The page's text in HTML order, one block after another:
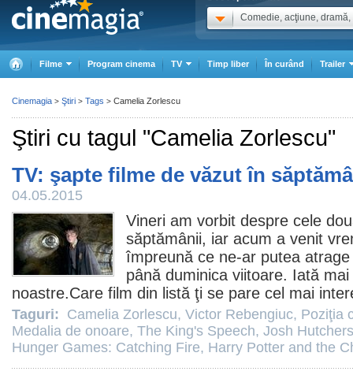
Comedie, acţiune, dramă,
Filme Program cinema TV Timp liber În curând Trailer
Ştiri cu tagul "Camelia Zorlescu"
TV: şapte filme de văzut în
04.05.2015
Vineri am vorbit despre cele
săptămânii, iar acum a venit
împreună ce ne-ar putea
până duminica viitoare. Iată
noastre.Care film din listă ţi se pare cel mai
Taguri: Camelia Zorlescu, Victor Rebengiuc, Poziţia
Medalia de onoare, The King's Speech, Josh
Hunger Games: Catching Fire, Harry Potter and the
Cinemagia > Ştiri > Tags > Camelia Zorlescu